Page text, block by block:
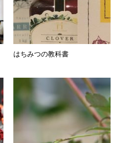
はちみつの教科書